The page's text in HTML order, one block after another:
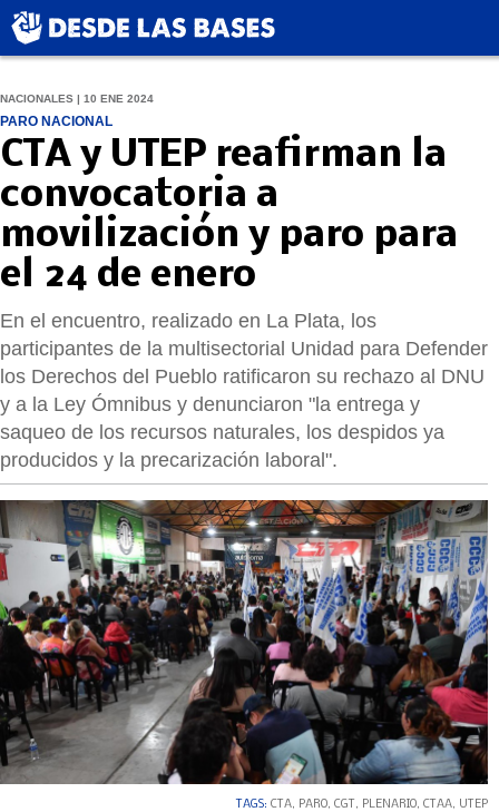
NACIONALES | 10 ENE 2024
PARO NACIONAL
CTA y UTEP reafirman la
convocatoria a
movilización y paro para
el 24 de enero
En el encuentro, realizado en La Plata, los
participantes de la multisectorial Unidad para Defender
los Derechos del Pueblo ratificaron su rechazo al DNU
y a la Ley Ómnibus y denunciaron "la entrega y
saqueo de los recursos naturales, los despidos ya
producidos y la precarización laboral".
TAGS: CTA, PARO, CGT , PLENARIO, CTAA, UTEP